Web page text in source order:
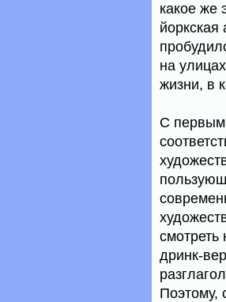
какое же
на
жизни, в
С первым
смотреть
дринк-
Поэтому,